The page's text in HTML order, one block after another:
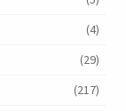
(4)
(29)
(217)